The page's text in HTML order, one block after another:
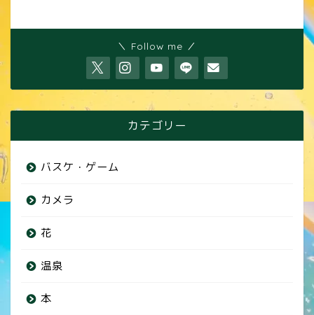
＼ Follow me ／
カテゴリー
バスケ・ゲーム
カメラ
花
温泉
本